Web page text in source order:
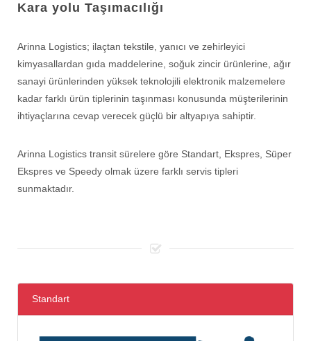
Kara yolu Taşımacılığı
Arinna Logistics; ilaçtan tekstile, yanıcı ve zehirleyici
kimyasallardan gıda maddelerine, soğuk zincir ürünlerine, ağır
sanayi ürünlerinden yüksek teknolojili elektronik malzemelere
kadar farklı ürün tiplerinin taşınması konusunda müşterilerinin
ihtiyaçlarına cevap verecek güçlü bir altyapıya sahiptir.
Arinna Logistics transit sürelere göre Standart, Ekspres, Süper
Ekspres ve Speedy olmak üzere farklı servis tipleri
sunmaktadır.
Standart